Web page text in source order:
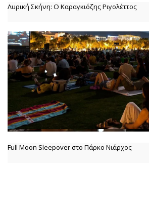
Λυρική Σκήνη: Ο Καραγκιόζης Ριγολέττος
Full Moon Sleepover στο Πάρκο Νιάρχος